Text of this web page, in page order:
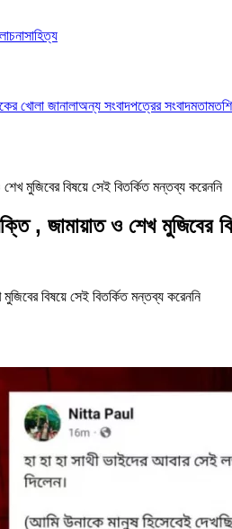
সাহিত্য
খোলা জানালাঅন্য সংবাদপত্রের সংবাদমতামত
মুজিবের বিষয়ে সেই বিতর্কিত মন্তব্য করেননি
, জামায়াত ও শেখ মুজিবের